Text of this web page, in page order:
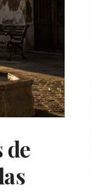
de